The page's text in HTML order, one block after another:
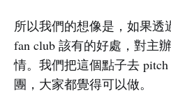
所以我們的想像是，如果透
fan club 該有的好處，對主
情。我們把這個點子去
團，大家都覺得可以做。